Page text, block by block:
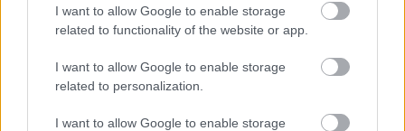
I want to allow Google to enable storage
related to functionality of the website or app.
I want to allow Google to enable storage
related to personalization.
I want to allow Google to enable storage